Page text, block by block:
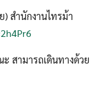
สำนักงานไทรม้า
สามารถเดินทางด้วย